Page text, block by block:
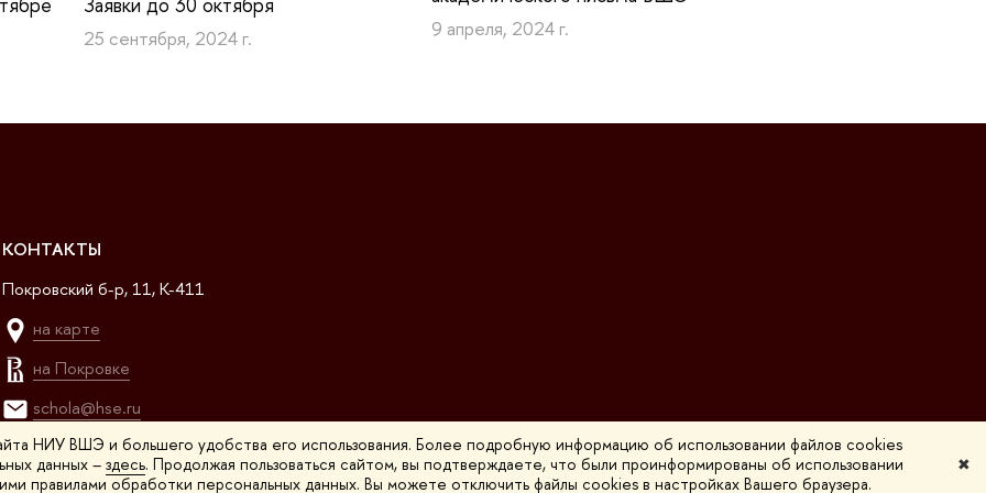
НИУ ВШЭ и большего удобства его использования. Более подробную информацию об использовании файлов cookies
данных – здесь. Продолжая пользоваться сайтом, вы подтверждаете, что были проинформированы об использовании
правилами обработки персональных данных. Вы можете отключить файлы cookies в настройках Вашего браузера.
✖
25 сентября, 2024 г. 9 апреля, 2024 г.
КОНТАКТЫ
Покровский б-р, 11, K-411
на карте
на Покровке
schola@hse.ru
Редактору